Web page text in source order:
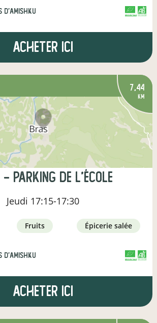
d'Amishku CERTIFIÉ PAR FR-BIO-09
AGRICULTURE FRANCE
Acheter ici
7,44
km
- parking de l'école
Jeudi 17:15-17:30
fruits épicerie salée
d'Amishku CERTIFIÉ PAR FR-BIO-09
AGRICULTURE FRANCE
Acheter ici